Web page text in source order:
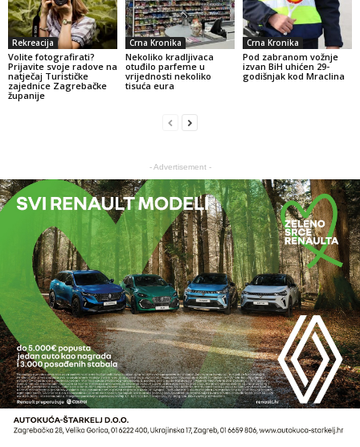
Rekreacija
Volite fotografirati?
Prijavite svoje radove na
natječaj Turističke
zajednice Zagrebačke
županije
Crna Kronika
Nekoliko kradljivaca
otuđilo parfeme u
vrijednosti nekoliko
tisuća eura
Crna Kronika
Pod zabranom vožnje
izvan BiH uhićen 29-
godišnjak kod Mraclina
- Advertisement -